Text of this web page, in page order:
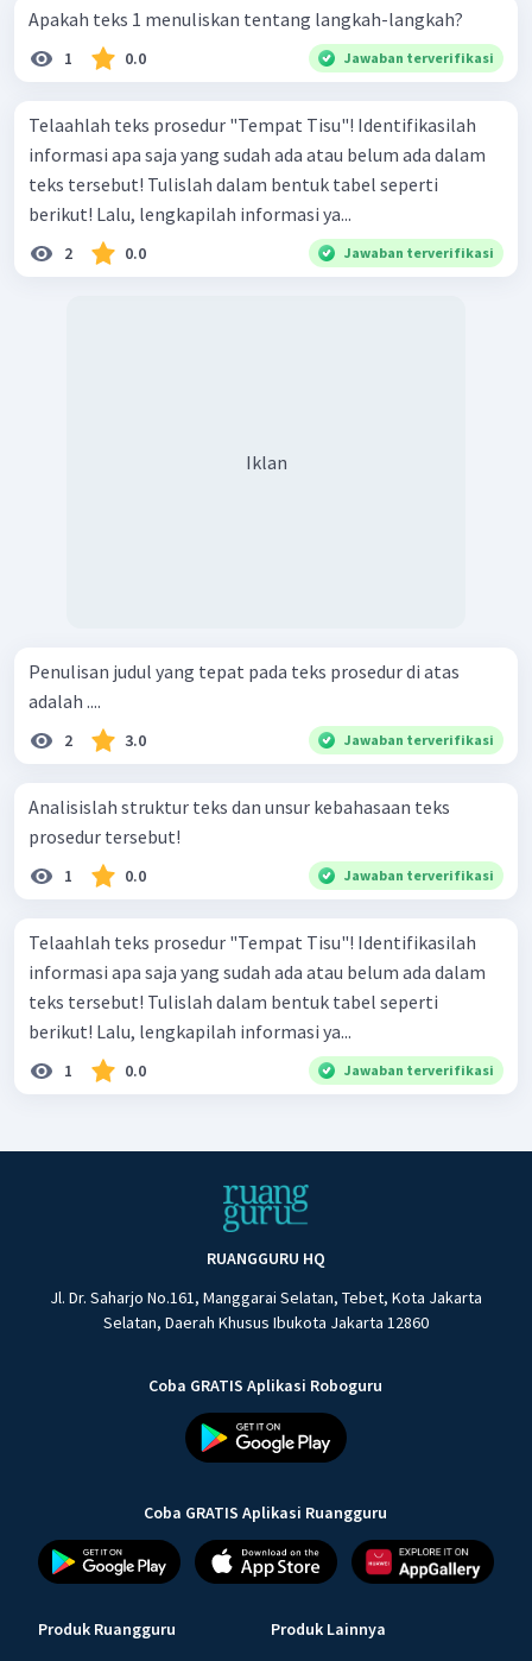
Apakah teks 1 menuliskan tentang langkah-langkah?
1 0.0 Jawaban terverifikasi
Telaahlah teks prosedur "Tempat Tisu"! Identifikasilah
informasi apa saja yang sudah ada atau belum ada dalam
teks tersebut! Tulislah dalam bentuk tabel seperti
berikut! Lalu, lengkapilah informasi ya...
2 0.0 Jawaban terverifikasi
Iklan
Penulisan judul yang tepat pada teks prosedur di atas
adalah ....
2 3.0 Jawaban terverifikasi
Analisislah struktur teks dan unsur kebahasaan teks
prosedur tersebut!
1 0.0 Jawaban terverifikasi
Telaahlah teks prosedur "Tempat Tisu"! Identifikasilah
informasi apa saja yang sudah ada atau belum ada dalam
teks tersebut! Tulislah dalam bentuk tabel seperti
berikut! Lalu, lengkapilah informasi ya...
1 0.0 Jawaban terverifikasi
RUANGGURU HQ
Jl. Dr. Saharjo No.161, Manggarai Selatan, Tebet, Kota Jakarta
Selatan, Daerah Khusus Ibukota Jakarta 12860
Coba GRATIS Aplikasi Roboguru
Coba GRATIS Aplikasi Ruangguru
Produk Ruangguru Produk Lainnya